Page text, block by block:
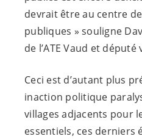
devrait être au centre
publiques » souligne
de l’ATE Vaud et député
Ceci est d’autant plus
inaction politique
villages adjacents pour
essentiels, ces derniers